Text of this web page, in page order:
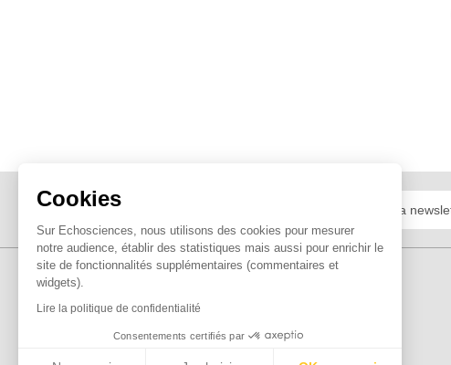
Cookies
Sur Echosciences, nous utilisons des cookies pour mesurer
notre audience, établir des statistiques mais aussi pour enrichir le
site de fonctionnalités supplémentaires (commentaires et
widgets).
Lire la politique de confidentialité
Consentements certifiés par